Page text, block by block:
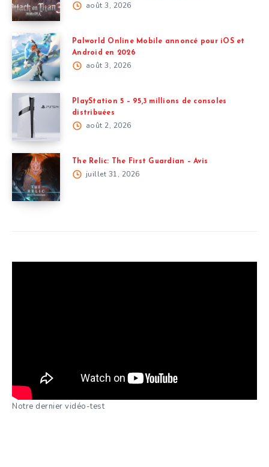
août 3, 2026
Palworld Online Mobile annoncé pour iOS et
Android en 2026
août 3, 2026
PlayStation 5 – 95,3 millions de consoles
distribuées
août 2, 2026
The Relic: The First Guardian – Avis
juillet 31, 2026
Notre dernier vidéo-test